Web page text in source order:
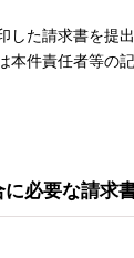
した請求書を提
件責任者等の記
必要な請求